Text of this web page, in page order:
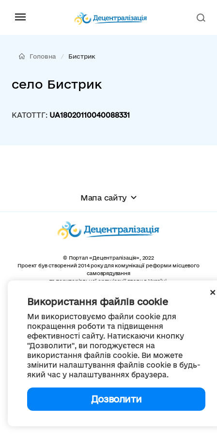
Використання файлів cookie
Ми використовуємо файли cookie для
покращення роботи та підвищення
ефективності сайту. Натискаючи кнопку
"Дозволити", ви погоджуєтеся на
використання файлів cookie. Ви можете
змінити налаштування файлів cookie в будь-
який час у налаштуваннях браузера.
Дозволити
Головна Бистрик
село Бистрик
КАТОТТГ: UA18020110040088331
Мапа сайту
© Портал «Децентралізація», 2022
Проект був створений 2014 року для комунікації реформи місцевого
самоврядування
та територіальної організації влади в Україні.
Весь контент доступний за ліцензією
Creative Commons Attribution 4.0 International license,
якщо не зазначено інше